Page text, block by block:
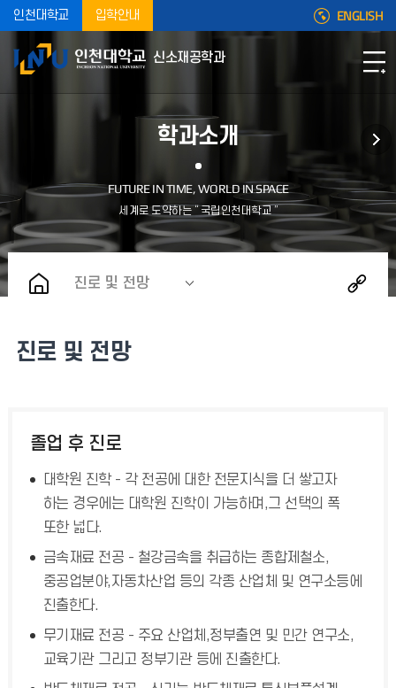
인천대학교 입학안내 ENGLISH
신소재공학과
학과소개
진로 및 전망
진로 및 전망
졸업 후 진로
대학원 진학 - 각 전공에 대한 전문지식을 더 쌓고자
하는 경우에는 대학원 진학이 가능하며,그 선택의 폭
또한 넓다.
금속재료 전공 - 철강금속을 취급하는 종합제철소,
중공업분야,자동차산업 등의 각종 산업체 및 연구소등에
진출한다.
무기재료 전공 - 주요 산업체,정부출연 및 민간 연구소,
교육기관 그리고 정부기관 등에 진출한다.